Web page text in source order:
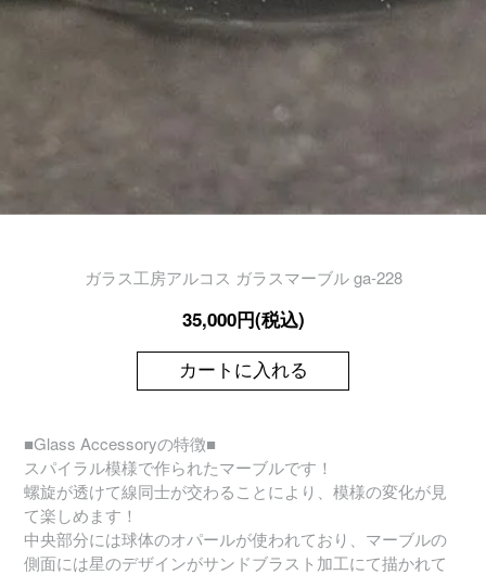
ガラス工房アルコス ガラスマーブル ga-228
35,000円(税込)
カートに入れる
■Glass Accessoryの特徴■
スパイラル模様で作られたマーブルです！
螺旋が透けて線同士が交わることにより、模様の変化が見
て楽しめます！
中央部分には球体のオパールが使われており、マーブルの
側面には星のデザインがサンドブラスト加工にて描かれて